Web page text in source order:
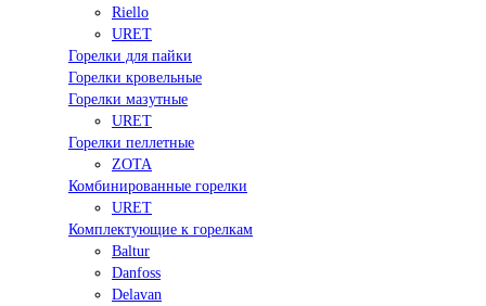
Riello
URET
Горелки для пайки
Горелки кровельные
Горелки мазутные
URET
Горелки пеллетные
ZOTA
Комбинированные горелки
URET
Комплектующие к горелкам
Baltur
Danfoss
Delavan